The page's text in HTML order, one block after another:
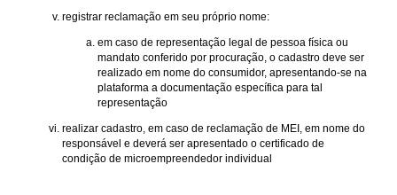
registrar reclamação em seu próprio nome:
em caso de representação legal de pessoa física ou
mandato conferido por procuração, o cadastro deve ser
realizado em nome do consumidor, apresentando-se na
plataforma a documentação específica para tal
representação
realizar cadastro, em caso de reclamação de MEI, em nome do
responsável e deverá ser apresentado o certificado de
condição de microempreendedor individual